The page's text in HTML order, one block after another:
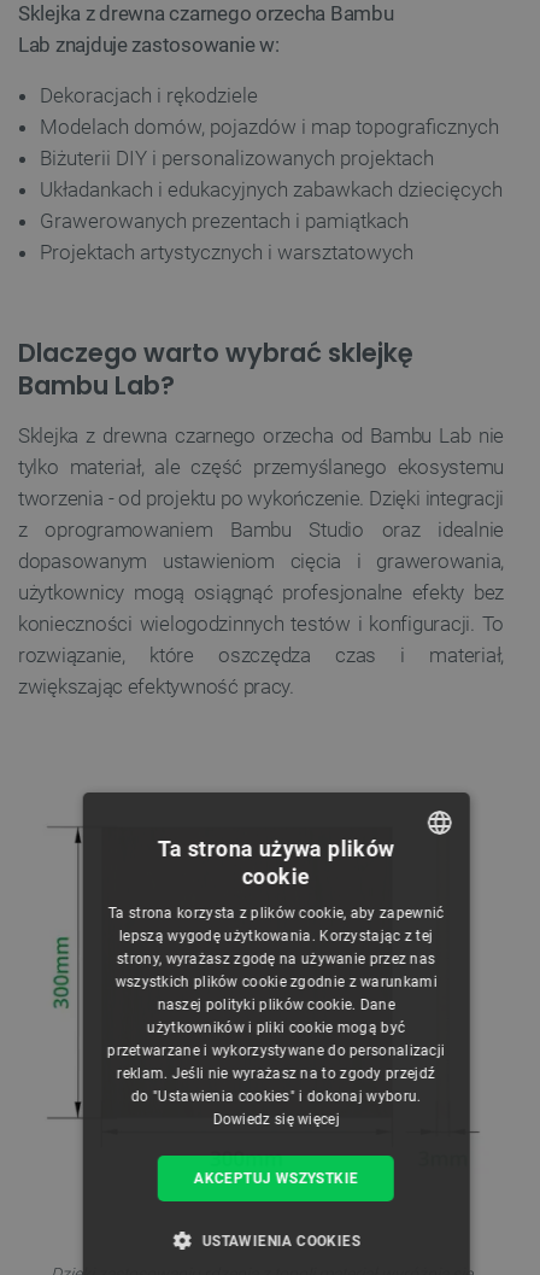
Sklejka z drewna czarnego orzecha Bambu
Lab znajduje zastosowanie w:
Dekoracjach i rękodziele
Modelach domów, pojazdów i map topograficznych
Biżuterii DIY i personalizowanych projektach
Układankach i edukacyjnych zabawkach dziecięcych
Grawerowanych prezentach i pamiątkach
Projektach artystycznych i warsztatowych
Dlaczego warto wybrać sklejkę
Bambu Lab?
Sklejka z drewna czarnego orzecha od Bambu Lab nie
tylko materiał, ale część przemyślanego ekosystemu
tworzenia - od projektu po wykończenie. Dzięki integracji
z oprogramowaniem Bambu Studio oraz idealnie
dopasowanym ustawieniom cięcia i grawerowania,
użytkownicy mogą osiągnąć profesjonalne efekty bez
konieczności wielogodzinnych testów i konfiguracji. To
rozwiązanie, które oszczędza czas i materiał,
zwiększając efektywność pracy.
CZECH
ENGLISH
GERMAN
Ta strona używa plików
cookie
Ta strona korzysta z plików cookie, aby zapewnić
lepszą wygodę użytkowania. Korzystając z tej
strony, wyrażasz zgodę na używanie przez nas
wszystkich plików cookie zgodnie z warunkami
naszej polityki plików cookie. Dane
użytkowników i pliki cookie mogą być
przetwarzane i wykorzystywane do personalizacji
reklam. Jeśli nie wyrażasz na to zgody przejdź
do "Ustawienia cookies" i dokonaj wyboru.
Dowiedz się więcej
AKCEPTUJ WSZYSTKIE
USTAWIENIA COOKIES